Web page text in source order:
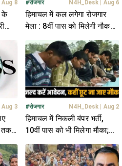
Aug 8
के
#रोजगार N4H_Desk Aug 6
हिमाचल में कल लगेगा रोजगार
मेला : 8वीं पास को मिलेगी नौकरी,
जानें कब और कहां...
Aug 3
तक
#रोजगार N4H_Desk Aug 2
हिमाचल में निकली बंपर भर्ती,
10वीं पास को भी मिलेगा मौका;
एक क्लिक में जानें पूरी डिटेल